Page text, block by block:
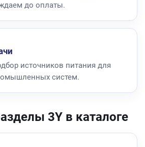
до оплаты.
источников питания для
систем.
3Y в каталоге